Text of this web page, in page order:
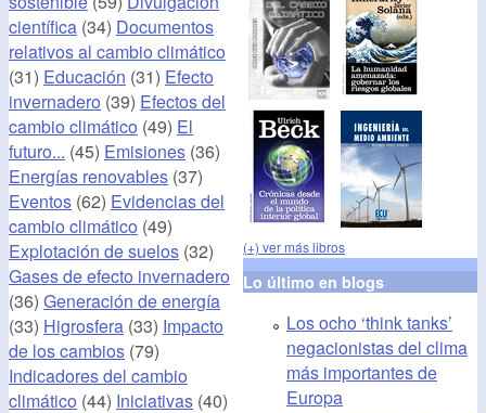
científica (34) Documentos
relativos al cambio climático
(31) Educación (31) Efecto
invernadero (39) Efectos del
cambio climático (49) El
futuro... (45) Emisiones (36)
Energías renovables (37)
Eventos (62) Evidencias del
cambio climático (49)
Explotación de suelos (32)
Gases de efecto invernadero
(36) Generación de energía
(33) Higrosfera (33) Impacto
de los cambios (79)
Indicadores del cambio
climático (44) Iniciativas (40)
(+) ver más libros
Lo último en blogs
Los ocho ‘think tanks’
negacionistas del clima
más importantes de
Europa